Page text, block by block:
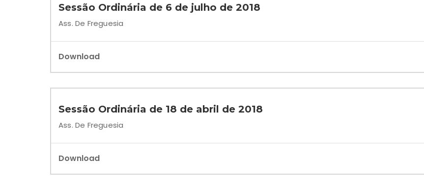
Sessão Ordinária de 6 de julho de 2018
Ass. De Freguesia
Download
Sessão Ordinária de 18 de abril de 2018
Ass. De Freguesia
Download